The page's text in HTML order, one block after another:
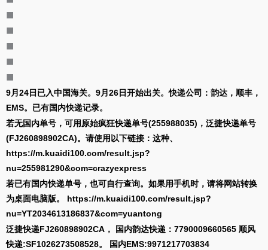
9月24日已入中国海关。9月26日开始出关。快递公司：韵达，顺丰，
EMS。已有国内快递记录。
若无国内单号，可用原始疯狂快递单号(255988035)，泛捷快递单号
(FJ260898902CA)。请使用以下链接：这种、
https://m.kuaidi100.com/result.jsp?
nu=255981290&com=crazyexpress
若已有国内快递单号，也可自行查询。如果用手机时，请将网站转换
为桌面电脑版。 https://m.kuaidi100.com/result.jsp?
nu=YT2034613186837&com=yuantong
泛捷快递FJ260898902CA， 国内韵达快递：7790009660565 顺风
快递:SF1026273508528。 国内EMS:9971217703834